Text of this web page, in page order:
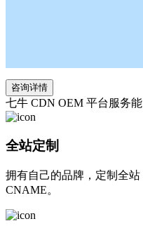
咨询详情
七牛 CDN OEM 平台服务
全站定制
拥有自己的品牌，定制全
CNAME。